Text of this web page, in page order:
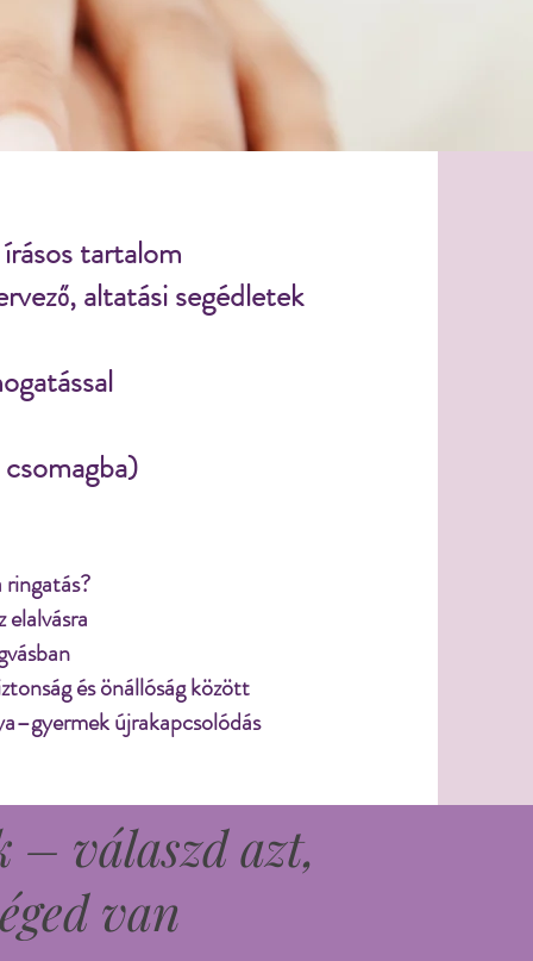
tartalom
altatási segédletek
és önállóság között
újrakapcsolódás
– válaszd azt,
van